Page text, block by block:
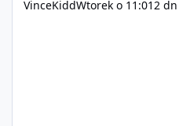
VinceKiddWtorek o 11:012 dn